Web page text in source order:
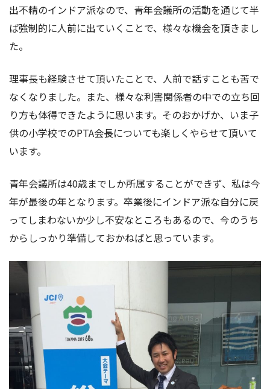
出不精のインドア派なので、青年会議所の活動を通じて半
ば強制的に人前に出ていくことで、様々な機会を頂きまし
た。
理事長も経験させて頂いたことで、人前で話すことも苦で
なくなりました。また、様々な利害関係者の中での立ち回
り方も体得できたように思います。そのおかげか、いま子
供の小学校でのPTA会長についても楽しくやらせて頂いて
います。
青年会議所は40歳までしか所属することができず、私は今
年が最後の年となります。卒業後にインドア派な自分に戻
ってしまわないか少し不安なところもあるので、今のうち
からしっかり準備しておかねばと思っています。